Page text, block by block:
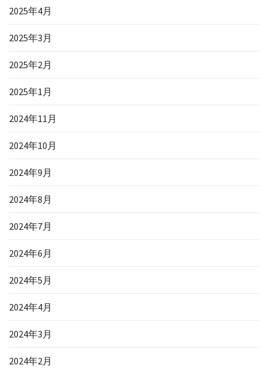
2025年4月
2025年3月
2025年2月
2025年1月
2024年11月
2024年10月
2024年9月
2024年8月
2024年7月
2024年6月
2024年5月
2024年4月
2024年3月
2024年2月